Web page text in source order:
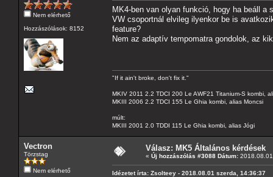
Nem elérhető
Hozzászólások: 8152
MK4-ben van olyan funkció, hogy ha beáll
VW csoportnál elvileg ilyenkor be is
feature?
Nem az adaptív tempomatra gondolok, az
"If it ain't broke, don't fix it."
MKIV 2011 2.2 TDCI 200 Le AWF21 Titanium-S kombi,
MKIII 2006 2.2 TDCI 155 Le Ghia kombi, alias Moncsi
múlt:
MKIII 2001 2.0 TDDI 115 Le Ghia kombi, alias Jógi
Vectron
Törzstag
Nem elérhető
Válasz: MK5 Általános kérdések
« Új hozzászólás #3088 Dátum:
Idézetet írta: Zsolteey - 2018.08.01 szerda, 14:36:37